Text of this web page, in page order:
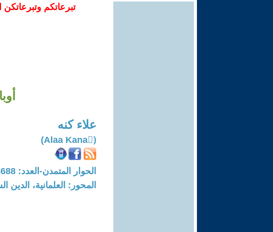
تبرعاتكم
علاء كنه
(ِAlaa Kana)
الحوار المتمدن-العدد: 3688 - 2012 / 4 / 4 - 10:52
المحور: العلمانية، الدين